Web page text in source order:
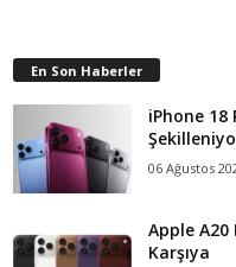
En Son Haberler
iPhone 18
06 Ağustos
Apple A20
Karşıya